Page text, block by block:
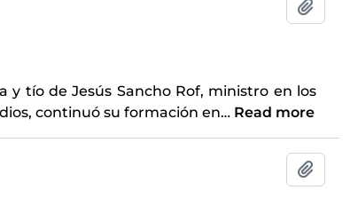
y tío de Jesús Sancho Rof, ministro en los
continuó su formación en… Read more